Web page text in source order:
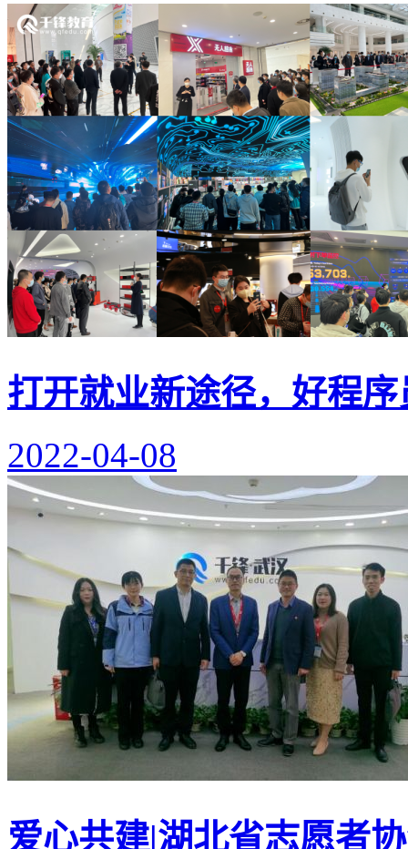
打开就业新途径，好程
2022-04-08
爱心共建|湖北省志愿者